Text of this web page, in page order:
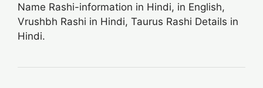
Name Rashi-information in Hindi, in English,
Vrushbh Rashi in Hindi, Taurus Rashi Details in
Hindi.